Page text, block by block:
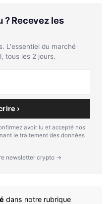
? Recevez les
L'essentiel du marché
tous les 2 jours.
›
avoir lu et accepté nos
le traitement des données
newsletter crypto →
dans notre rubrique